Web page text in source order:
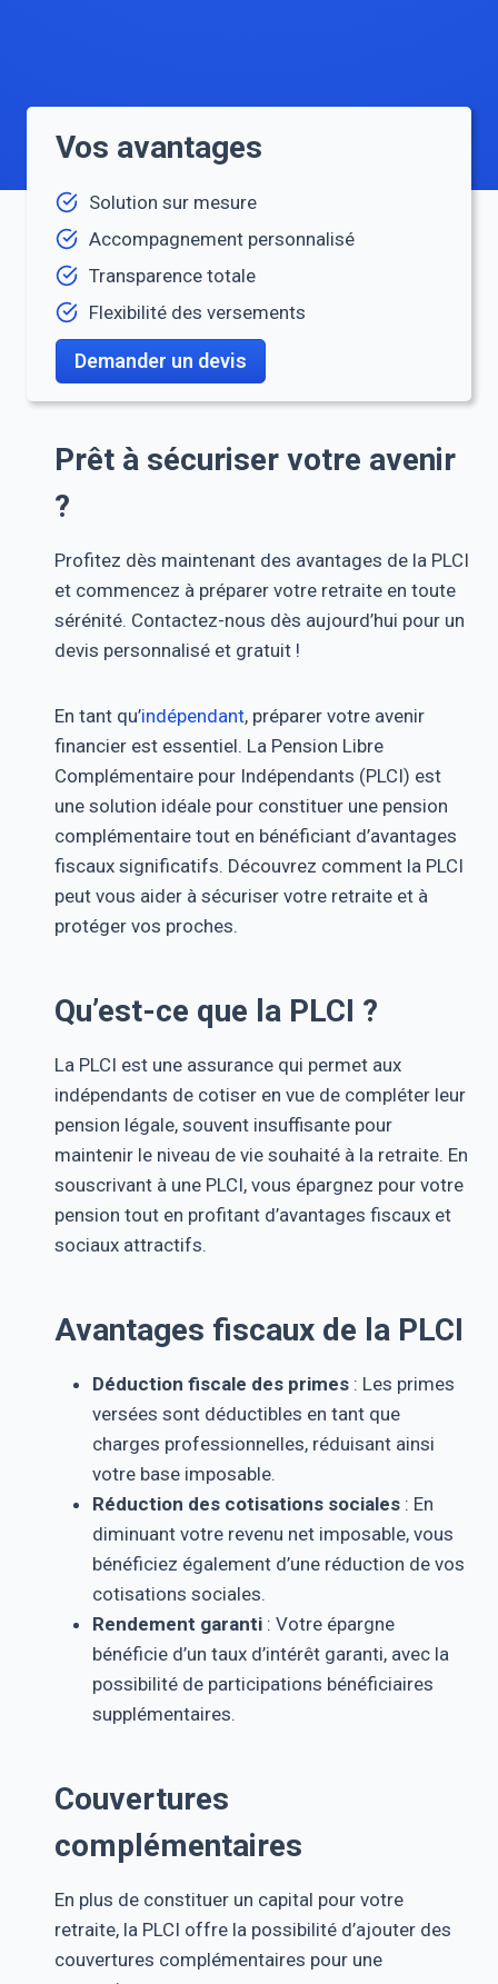
Vos avantages
Solution sur mesure
Accompagnement personnalisé
Transparence totale
Flexibilité des versements
Demander un devis
Prêt à sécuriser votre avenir
?
Profitez dès maintenant des avantages de la PLCI
et commencez à préparer votre retraite en toute
sérénité. Contactez-nous dès aujourd’hui pour un
devis personnalisé et gratuit !
En tant qu’indépendant, préparer votre avenir
financier est essentiel. La Pension Libre
Complémentaire pour Indépendants (PLCI) est
une solution idéale pour constituer une pension
complémentaire tout en bénéficiant d’avantages
fiscaux significatifs. Découvrez comment la PLCI
peut vous aider à sécuriser votre retraite et à
protéger vos proches.
Qu’est-ce que la PLCI ?
La PLCI est une assurance qui permet aux
indépendants de cotiser en vue de compléter leur
pension légale, souvent insuffisante pour
maintenir le niveau de vie souhaité à la retraite. En
souscrivant à une PLCI, vous épargnez pour votre
pension tout en profitant d’avantages fiscaux et
sociaux attractifs.
Avantages fiscaux de la PLCI
Déduction fiscale des primes : Les primes
versées sont déductibles en tant que
charges professionnelles, réduisant ainsi
votre base imposable.
Réduction des cotisations sociales : En
diminuant votre revenu net imposable, vous
bénéficiez également d’une réduction de vos
cotisations sociales.
Rendement garanti : Votre épargne
bénéficie d’un taux d’intérêt garanti, avec la
possibilité de participations bénéficiaires
supplémentaires.
Couvertures
complémentaires
En plus de constituer un capital pour votre
retraite, la PLCI offre la possibilité d’ajouter des
couvertures complémentaires pour une